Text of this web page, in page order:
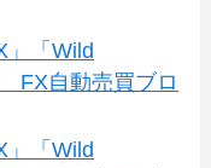
」「Wild
FX自動売買ブロ
」「Wild